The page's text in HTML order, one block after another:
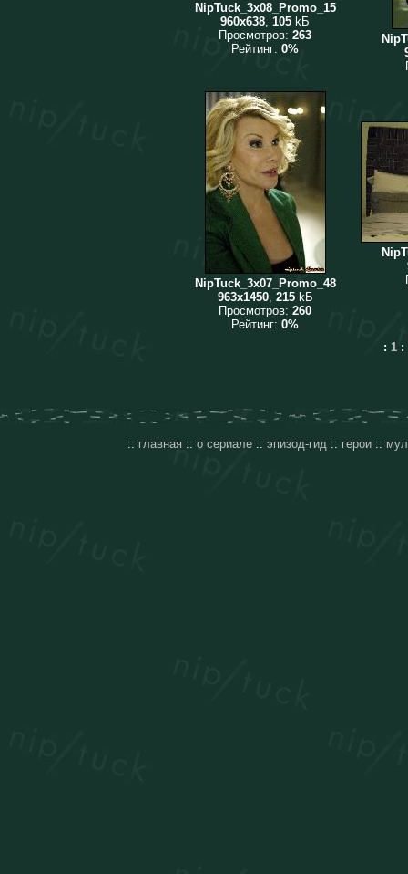
NipTuck_3x08_Promo_15
960x638, 105 kБ
Просмотров: 263
Рейтинг: 0%
NipTuck_3x07_Promo_48
963x1450, 215kБ
Просмотров: 260
Рейтинг: 0%
: 1:
:: главная :: о сериале:: эпизод-гид:: герои::